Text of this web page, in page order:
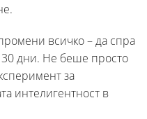
всичко – да спра
дни. Не беше просто
за
интелигентност в